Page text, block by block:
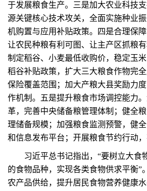
于发展粮食生产。三是加大农业科技
源关键核心技术攻关，全面实施种业
机购置与应用补贴政策。四是合理保
让农民种粮有利可图、让主产区抓粮
制定稻谷、小麦最低收购价，稳定玉
稻谷补贴政策，扩大三大粮食作物完
保险覆盖范围；加大产粮大县奖励力
作机制。五是提升粮食市场调控能力
革，完善中央储备粮管理体制；健全
理储备规模；加强粮食监测预警，健
和信息发布平台；开展粮食节约行动，
习近平总书记指出，“要树立大食
的食物品种，实现各类食物供求平衡”
农产品供给，提升居民食物营养健康